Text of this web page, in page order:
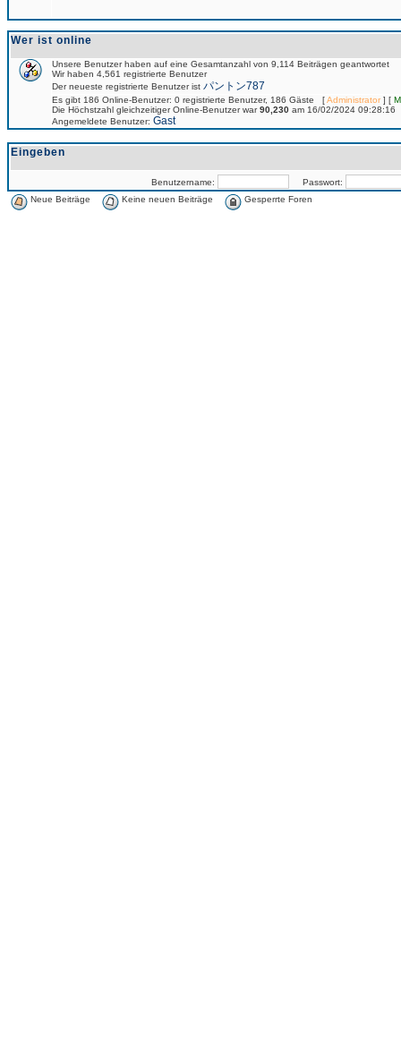
Wer ist online
Unsere Benutzer haben auf eine Gesamtanzahl von 9,114 Beiträgen geantwortet
Wir haben 4,561 registrierte Benutzer
Der neueste registrierte Benutzer ist パントン787
Es gibt 186 Online-Benutzer: 0 registrierte Benutzer, 186 Gäste [Administrator] [
Die Höchstzahl gleichzeitiger Online-Benutzer war90,230 am 16/02/2024 09:28:16
Angemeldete Benutzer: Gast
Eingeben
Benutzername:
Passwort:
Neue Beiträge
Keine neuen Beiträge Gesperrte Foren